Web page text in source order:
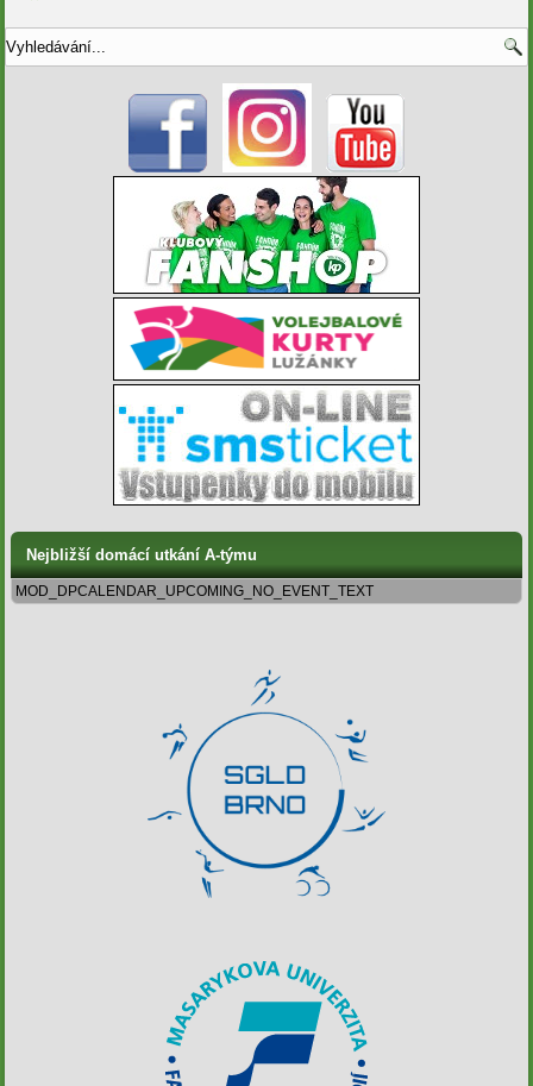
Nejbližší domácí utkání A-týmu
MOD_DPCALENDAR_UPCOMING_NO_EVENT_TEXT